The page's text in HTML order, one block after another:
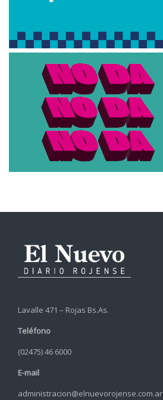
Lavalle 471 – Rojas Bs.As.
Teléfono
(02475) 46 6000
E-mail
administracion@elnuevorojense.com.ar